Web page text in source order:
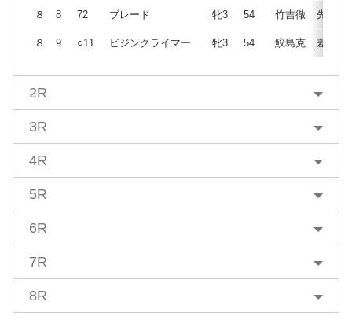
８ 8 72 ブレード 牝3 54 竹吉徹 先
８ 9 ○11 ビジンクライマー 牝3 54 鮫島克 差
2R
3R
4R
5R
6R
7R
8R